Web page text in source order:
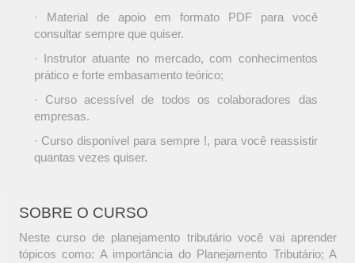
· Material de apoio em formato PDF para você
consultar sempre que quiser.
· Instrutor atuante no mercado, com conhecimentos
prático e forte embasamento teórico;
· Curso acessível de todos os colaboradores das
empresas.
· Curso disponível para sempre !, para você reassistir
quantas vezes quiser.
SOBRE O CURSO
Neste curso de planejamento tributário você vai aprender
tópicos como: A importância do Planejamento Tributário; A